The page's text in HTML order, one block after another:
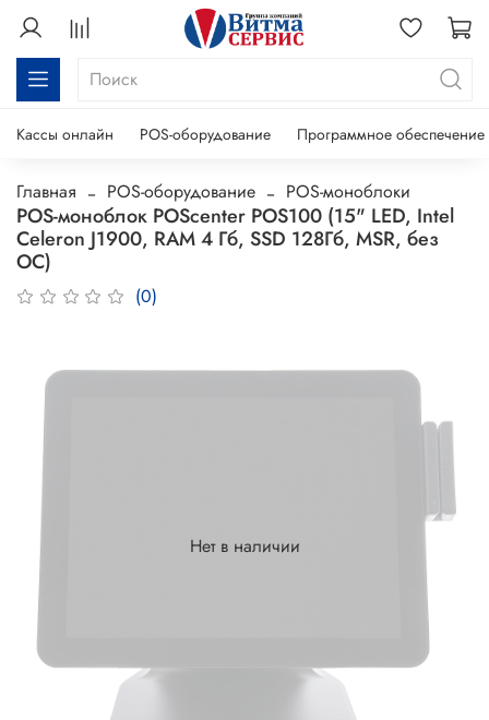
Кассы онлайн POS-оборудование Программное обеспечение
Главная POS-оборудование POS-моноблоки
POS-моноблок POScenter POS100 (15" LED, Intel
Celeron J1900, RAM 4 Гб, SSD 128Гб, MSR, без
ОС)
(0)
Нет в наличии